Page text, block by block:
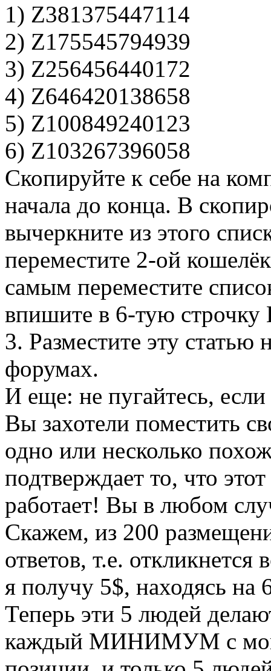
1) Z381375447114
2) Z175545794939
3) Z256456440172
4) Z646420138658
5) Z100849240123
6) Z103267396058
Скопируйте к себе на
начала до конца. В
вычеркните из этого
переместите 2-ой
самым переместите
впишите в 6-тую
3. Разместите эту статью
форумах.
И еще: не пугайтесь,
Вы захотели поместить
одно или несколько
подтверждает то, что
работает! Вы в любом
Скажем, из 200
ответов, т.е.
я получу 5$, находясь на
Теперь эти 5 людей
каждый МИНИМУМ с